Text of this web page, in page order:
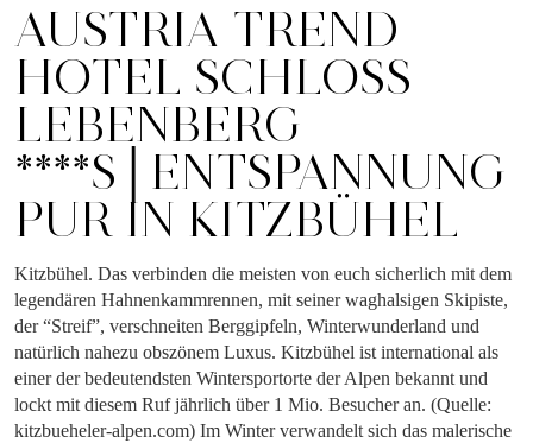
AUSTRIA TREND
HOTEL SCHLOSS
LEBENBERG
****S│ENTSPANNUNG
PUR IN KITZBÜHEL
Kitzbühel. Das verbinden die meisten von euch sicherlich mit dem
legendären Hahnenkammrennen, mit seiner waghalsigen Skipiste,
der “Streif”, verschneiten Berggipfeln, Winterwunderland und
natürlich nahezu obszönem Luxus. Kitzbühel ist international als
einer der bedeutendsten Wintersportorte der Alpen bekannt und
lockt mit diesem Ruf jährlich über 1 Mio. Besucher an. (Quelle:
kitzbueheler-alpen.com) Im Winter verwandelt sich das malerische